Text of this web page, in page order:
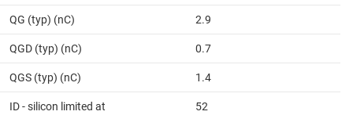
QG (typ) (nC) 2.9
QGD (typ) (nC) 0.7
QGS (typ) (nC) 1.4
ID - silicon limited at
52